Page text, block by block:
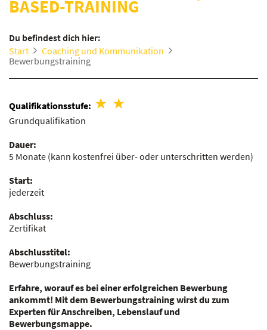
BASED-TRAINING
Du befindest dich hier:
Start
Coaching und Kommunikation
Bewerbungstraining
Qualifikationsstufe:
Grundqualifikation
Dauer:
5 Monate (kann kostenfrei über- oder unterschritten werden)
Start:
jederzeit
Abschluss:
Zertifikat
Abschlusstitel:
Bewerbungstraining
Erfahre, worauf es bei einer erfolgreichen Bewerbung
ankommt! Mit dem Bewerbungstrainingwirst du zum
Experten für Anschreiben, Lebenslauf und
Bewerbungsmappe.